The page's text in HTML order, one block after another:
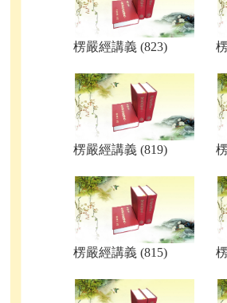
楞嚴經講義 (823)
楞嚴經講義 (819)
楞嚴經講義 (815)